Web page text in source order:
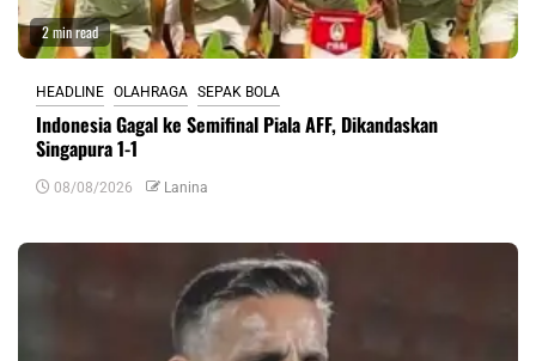
2 min read
HEADLINE OLAHRAGA SEPAK BOLA
Indonesia Gagal ke Semifinal Piala AFF, Dikandaskan
Singapura 1-1
08/08/2026 Lanina